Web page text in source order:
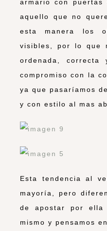
armario con puertas
aquello que no
esta manera los
visibles, por lo que
ordenada, correcta
compromiso con la
ya que pasaríamos
y con estilo al mas
Esta tendencia al
mayoría, pero
de apostar por
mismo y pensamos